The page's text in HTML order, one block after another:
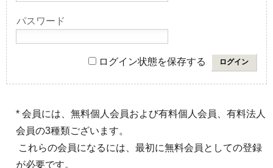
パスワード
ログイン状態を保存する
* 会員には、無料個人会員および有料個人会員、有料法人
会員の3種類ございます。
これらの会員になるには、最初に無料会員としての登録
が必要です。